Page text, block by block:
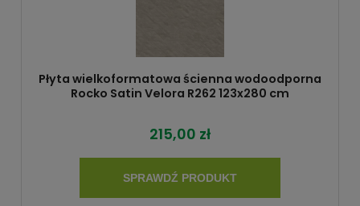
Płyta wielkoformatowa ścienna wodoodporna
Rocko Satin Velora R262 123x280 cm
215,00 zł
SPRAWDŹ PRODUKT